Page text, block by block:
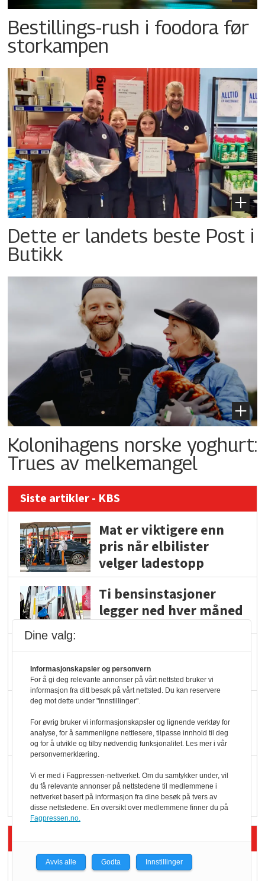
Bestillings-rush i foodora før
storkampen
Dette er landets beste Post i
Butikk
Kolonihagens norske yoghurt:
Trues av melkemangel
Siste artikler - KBS
Mat er viktigere enn
pris når elbilister
velger ladestopp
Ti bensinstasjoner
legger ned hver måned
oktan
KBS-bransjen i
endring: Stadig større
serveringstilbud
Vokser med ferdigmat
i dagligvare
Rema-flaggskip
Dine valg:
Informasjonskapsler og personvern
For å gi deg relevante annonser på vårt nettsted bruker vi
informasjon fra ditt besøk på vårt nettsted. Du kan reservere
deg mot dette under "Innstillinger".
For øvrig bruker vi informasjonskapsler og lignende verktøy for
analyse, for å sammenligne nettlesere, tilpasse innhold til deg
og for å utvikle og tilby nødvendig funksjonalitet. Les mer i vår
personvernerklæring.
Vi er med i Fagpressen-nettverket. Om du samtykker under, vil
du få relevante annonser på nettstedene til medlemmene i
nettverket basert på informasjon fra dine besøk på tvers av
disse nettstedene. En oversikt over medlemmene finner du på
Fagpressen.no.
Avvis alle Godta Innstillinger